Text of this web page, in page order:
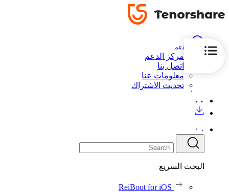
الدعم
مركز الدعم
اتصل بنا
معلومات عنا
تحديث الاشتراك
البحث السريع
ReiBoot for iOS